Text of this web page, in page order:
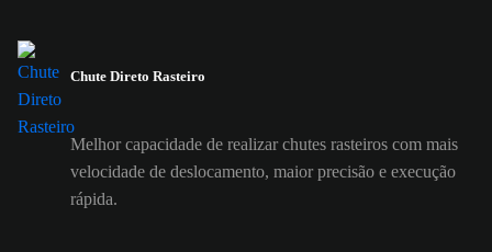
Chute Direto Rasteiro
Melhor capacidade de realizar chutes rasteiros com mais
velocidade de deslocamento, maior precisão e execução
rápida.